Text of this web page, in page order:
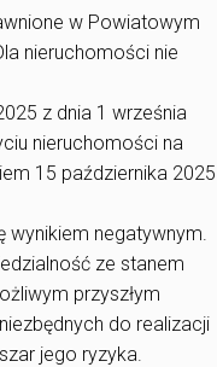
w Powiatowym
nieruchomości nie
z dnia 1 września
nieruchomości na
15 października 2025
wynikiem negatywnym.
ze stanem
przyszłym
do realizacji
jego ryzyka.